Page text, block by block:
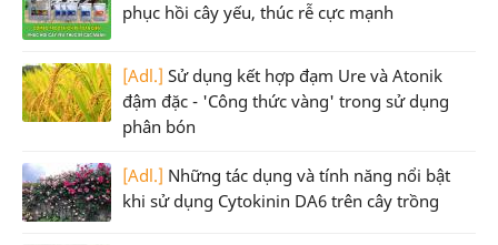
phục hồi cây yếu, thúc rễ cực mạnh
[Adl.] Sử dụng kết hợp đạm Ure và Atonik
đậm đặc - 'Công thức vàng' trong sử dụng
phân bón
[Adl.] Những tác dụng và tính năng nổi bật
khi sử dụng Cytokinin DA6 trên cây trồng